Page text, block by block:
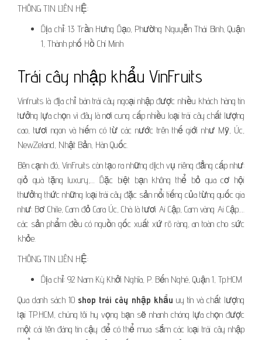
THÔNG TIN LIÊN HỆ:
Địa chỉ: 13 Trần Hưng Đạo, Phường Nguyễn Thái Bình, Quận
1, Thành phố Hồ Chí Minh
Trái cây nhập khẩu VinFruits
Vinfruits là địa chỉ bán trái cây ngoại nhập được nhiều khách hàng tin
tưởng lựa chọn vì đây là nơi cung cấp nhiều loại trái cây chất lượng
cao, tươi ngon và hiếm có từ các nước trên thế giới như Mỹ, Úc,
NewZeland, Nhật Bản, Hàn Quốc.
Bên cạnh đó, VinFruits còn tạo ra những dịch vụ riêng đẳng cấp như:
giỏ quà tặng luxury,… Đặc biệt bạn không thể bỏ qua cơ hội
thưởng thức những loại trái cây đặc sản nổi tiếng của từng quốc gia
như: Bơ Chile, Cam đỏ Cara Úc, Chà là tươi Ai Cập, Cam vàng Ai Cập….
các sản phẩm đều có nguồn gốc xuất xứ rõ ràng, an toàn cho sức
khỏe.
THÔNG TIN LIÊN HỆ:
Địa chỉ: 92 Nam Kỳ Khởi Nghĩa, P. Bến Nghé, Quận 1, Tp.HCM
Qua danh sách 10shop trái cây nhập khẩu uy tín và chất lượng
tại TP.HCM, chúng tôi hy vọng bạn sẽ nhanh chóng lựa chọn được
một cái tên đáng tin cậy để có thể mua sắm các loại trái cây nhập